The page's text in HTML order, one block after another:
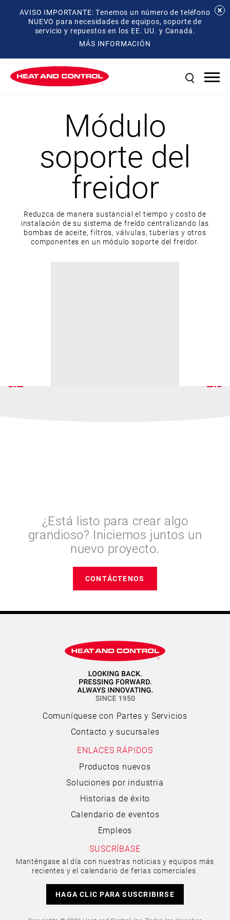
AVISO IMPORTANTE: Tenemos un número de teléfono
NUEVO para necesidades de equipos, soporte de
servicio y repuestos en los EE. UU. y Canadá.
MÁS INFORMACIÓN
Módulo
soporte del
freidor
Reduzca de manera sustancial el tiempo y costo de
instalación de su sistema de freído centralizando las
bombas de aceite, filtros, válvulas, tuberías y otros
componentes en un módulo soporte del freidor.
¿Está listo para crear algo
grandioso? Iniciemos juntos un
nuevo proyecto.
CONTÁCTENOS
Comuníquese con Partes y Servicios
Contacto y sucursales
ENLACES RÁPIDOS
Productos nuevos
Soluciones por industria
Historias de éxito
Calendario de eventos
Empleos
SUSCRÍBASE
Manténgase al día con nuestras noticias y equipos más
recientes y el calendario de ferias comerciales.
HAGA CLIC PARA SUSCRIBIRSE